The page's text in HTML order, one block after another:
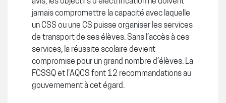
jamais compromettre la capacité avec laquelle
un CSS ou une CS puisse organiser les services
de transport de ses élèves. Sans l’accès à ces
services, la réussite scolaire devient
compromise pour un grand nombre d’élèves. La
FCSSQ et l'AQCS font 12 recommandations au
gouvernement à cet égard.